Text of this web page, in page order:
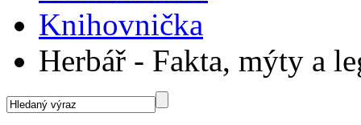
Knihovnička
Herbář - Fakta, mýty a